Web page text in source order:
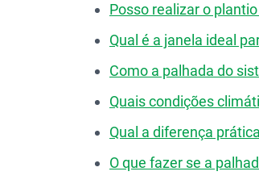
Posso realizar o
Qual é a janela ideal
Como a palhada do
Quais condições
Qual a diferença
O que fazer se a